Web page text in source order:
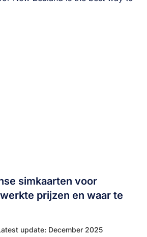
simkaarten voor
prijzen en waar te
update: December 2025